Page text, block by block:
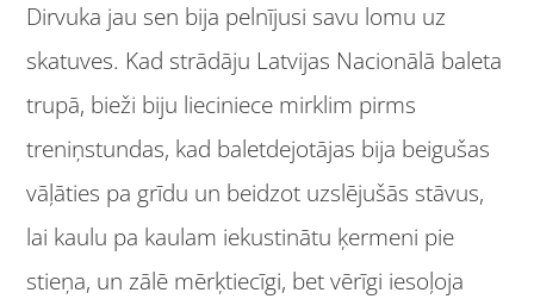
Dirvuka jau sen bija pelnījusi savu lomu uz
skatuves. Kad strādāju Latvijas Nacionālā baleta
trupā, bieži biju lieciniece mirklim pirms
treniņstundas, kad baletdejotājas bija beigušas
vāļāties pa grīdu un beidzot uzslējušās stāvus,
lai kaulu pa kaulam iekustinātu ķermeni pie
stieņa, un zālē mērķtiecīgi, bet vērīgi iesoļoja